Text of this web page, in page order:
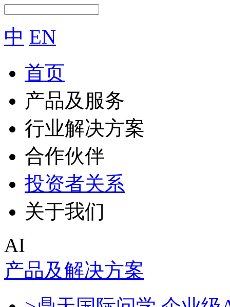
中 EN
首页
产品及服务
行业解决方案
合作伙伴
投资者关系
关于我们
AI
产品及解决方案